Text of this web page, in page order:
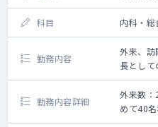
科目 内科・
勤務内容
外来、訪
長として
勤務内容詳細
外来数
めて40
【勤務内